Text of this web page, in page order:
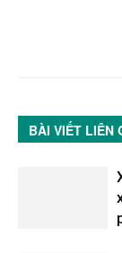
BÀI VIẾT LIÊN